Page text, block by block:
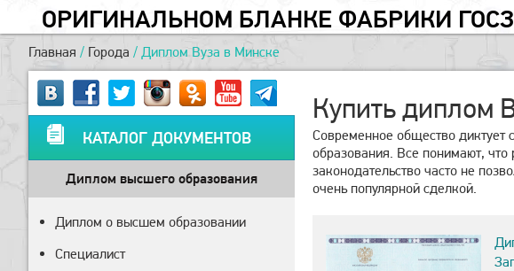
ОРИГИНАЛЬНОМ БЛАНКЕ ФАБРИКИ
Главная / Города / Диплом Вуза в Минске
Купить диплом
Современное общество диктует
образования. Все понимают,
законодательство часто не
очень популярной сделкой.
КАТАЛОГ ДОКУМЕНТОВ
Диплом высшего образования
Диплом о высшем образовании
Специалист